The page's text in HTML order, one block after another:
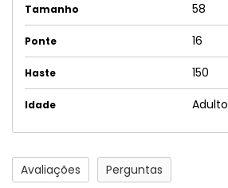
Tamanho 58
Ponte 16
Haste 150
Idade Adulto
Avaliações Perguntas